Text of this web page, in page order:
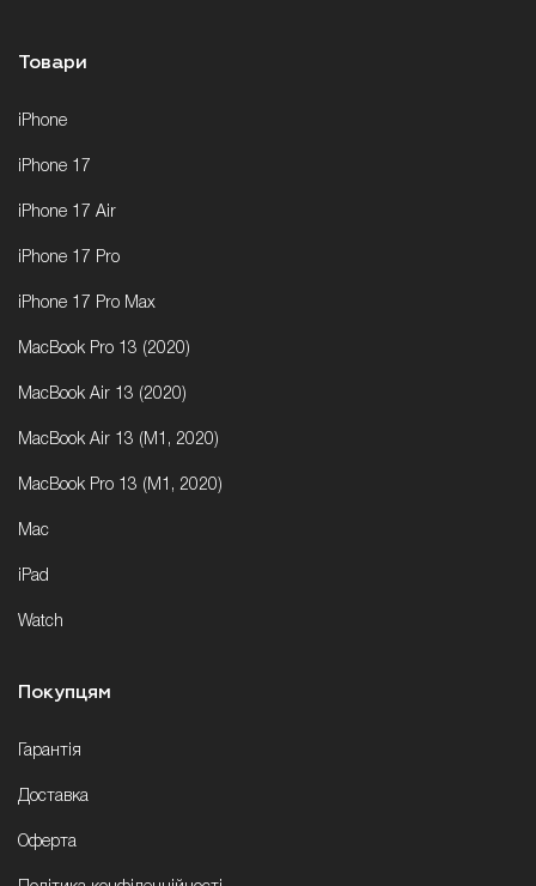
Товари
iPhone
iPhone 17
iPhone 17 Air
iPhone 17 Pro
iPhone 17 Pro Max
MacBook Pro 13 (2020)
MacBook Air 13 (2020)
MacBook Air 13 (M1, 2020)
MacBook Pro 13 (M1, 2020)
Mac
iPad
Watch
Покупцям
Гарантія
Доставка
Оферта